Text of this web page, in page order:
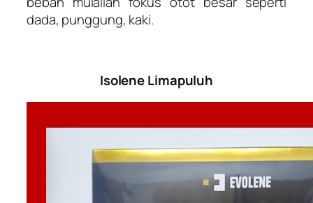
dada, punggung, kaki.
Isolene Limapuluh